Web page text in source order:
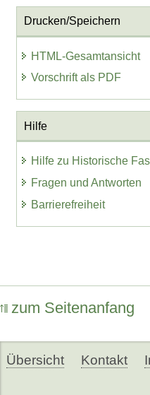
Drucken/Speichern
HTML-Gesamtansicht
Vorschrift als PDF
Hilfe
Hilfe zu Historische
Fragen und Antworten
Barrierefreiheit
zum Seitenanfang
Übersicht Kontakt